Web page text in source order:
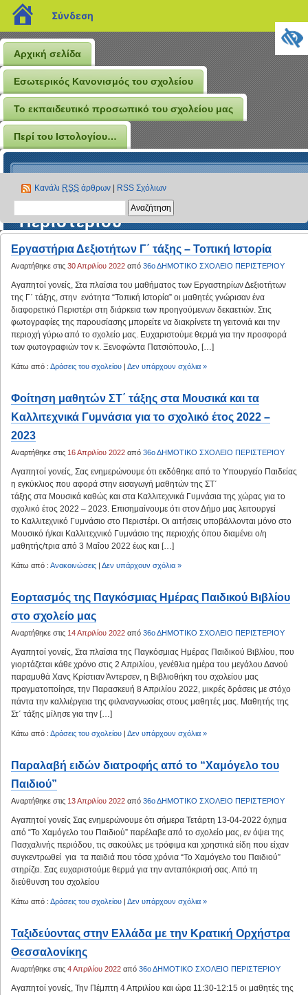
blogs.sch.gr
Σύνδεση
Αρχική σελίδα
Εσωτερικός Κανονισμός του σχολείου
Το εκπαιδευτικό προσωπικό του σχολείου μας
Περί του Ιστολογίου…
Το Ιστολόγιο του 36ου
Δημοτικού Σχολείου
Περιστερίου
Κανάλι RSS άρθρων RSS Σχόλιων
Εργαστήρια Δεξιοτήτων Γ΄ τάξης – Τοπική Ιστορία
Αναρτήθηκε στις 30 Απριλίου 2022 από 36ο ΔΗΜΟΤΙΚΟ ΣΧΟΛΕΙΟ ΠΕΡΙΣΤΕΡΙΟΥ
Αγαπητοί γονείς, Στα πλαίσια του μαθήματος των Εργαστηρίων Δεξιοτήτων
της Γ΄ τάξης, στην ενότητα “Τοπική Ιστορία” οι μαθητές γνώρισαν ένα
διαφορετικό Περιστέρι στη διάρκεια των προηγούμενων δεκαετιών. Στις
φωτογραφίες της παρουσίασης μπορείτε να διακρίνετε τη γειτονιά και την
περιοχή γύρω από το σχολείο μας. Ευχαριστούμε θερμά για την προσφορά
των φωτογραφιών τον κ. Ξενοφώντα Πατσιόπουλο, […]
Κάτω από : Δράσεις του σχολείου | Δεν υπάρχουν σχόλια »
Φοίτηση μαθητών ΣΤ΄ τάξης στα Μουσικά και τα
Καλλιτεχνικά Γυμνάσια για το σχολικό έτος 2022 –
2023
Αναρτήθηκε στις 16 Απριλίου 2022 από 36ο ΔΗΜΟΤΙΚΟ ΣΧΟΛΕΙΟ ΠΕΡΙΣΤΕΡΙΟΥ
Αγαπητοί γονείς, Σας ενημερώνουμε ότι εκδόθηκε από το Υπουργείο Παιδείας
η εγκύκλιος που αφορά στην εισαγωγή μαθητών της ΣΤ΄
τάξης στα Μουσικά καθώς και στα Καλλιτεχνικά Γυμνάσια της χώρας για το
σχολικό έτος 2022 – 2023. Επισημαίνουμε ότι στον Δήμο μας λειτουργεί
το Καλλιτεχνικό Γυμνάσιο στο Περιστέρι. Οι αιτήσεις υποβάλλονται μόνο στο
Μουσικό ή/και Καλλιτεχνικό Γυμνάσιο της περιοχής όπου διαμένει ο/η
μαθητής/τρια από 3 Μαΐου 2022 έως και […]
Κάτω από : Ανακοινώσεις | Δεν υπάρχουν σχόλια »
Εορτασμός της Παγκόσμιας Ημέρας Παιδικού Βιβλίου
στο σχολείο μας
Αναρτήθηκε στις 14 Απριλίου 2022 από 36ο ΔΗΜΟΤΙΚΟ ΣΧΟΛΕΙΟ ΠΕΡΙΣΤΕΡΙΟΥ
Αγαπητοί γονείς, Στα πλαίσια της Παγκόσμιας Ημέρας Παιδικού Βιβλίου, που
γιορτάζεται κάθε χρόνο στις 2 Απριλίου, γενέθλια ημέρα του μεγάλου Δανού
παραμυθά Χανς Κρίστιαν Άντερσεν, η Βιβλιοθήκη του σχολείου μας
πραγματοποίησε, την Παρασκευή 8 Απριλίου 2022, μικρές δράσεις με στόχο
πάντα την καλλιέργεια της φιλαναγνωσίας στους μαθητές μας. Μαθητής της
Στ΄ τάξης μίλησε για την […]
Κάτω από : Δράσεις του σχολείου | Δεν υπάρχουν σχόλια »
Παραλαβή ειδών διατροφής από το “Χαμόγελο του
Παιδιού”
Αναρτήθηκε στις 13 Απριλίου 2022 από 36ο ΔΗΜΟΤΙΚΟ ΣΧΟΛΕΙΟ ΠΕΡΙΣΤΕΡΙΟΥ
Αγαπητοί γονείς Σας ενημερώνουμε ότι σήμερα Τετάρτη 13-04-2022 όχημα
από “Το Χαμόγελο του Παιδιού” παρέλαβε από το σχολείο μας, εν όψει της
Πασχαλινής περιόδου, τις σακούλες με τρόφιμα και χρηστικά είδη που είχαν
συγκεντρωθεί για τα παιδιά που τόσα χρόνια “Το Χαμόγελο του Παιδιού”
στηρίζει. Σας ευχαριστούμε θερμά για την ανταπόκρισή σας. Από τη
διεύθυνση του σχολείου
Κάτω από : Δράσεις του σχολείου | Δεν υπάρχουν σχόλια »
Ταξιδεύοντας στην Ελλάδα με την Κρατική Ορχήστρα
Θεσσαλονίκης
Αναρτήθηκε στις 4 Απριλίου 2022 από 36ο ΔΗΜΟΤΙΚΟ ΣΧΟΛΕΙΟ ΠΕΡΙΣΤΕΡΙΟΥ
Αγαπητοί γονείς, Την Πέμπτη 4 Απριλίου και ώρα 11:30-12:15 οι μαθητές της